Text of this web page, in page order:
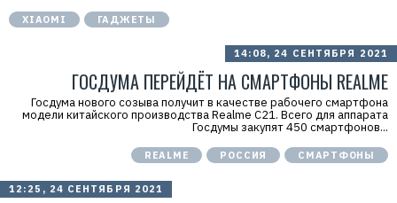
XIAOMI ГАДЖЕТЫ
14:08, 24 СЕНТЯБРЯ 2021
ГОСДУМА ПЕРЕЙДЁТ НА СМАРТФОНЫ REALME
Госдума нового созыва получит в качестве рабочего смартфона
модели китайского производства Realme C21. Всего для аппарата
Госдумы закупят 450 смартфонов...
REALME РОССИЯ СМАРТФОНЫ
12:25, 24 СЕНТЯБРЯ 2021